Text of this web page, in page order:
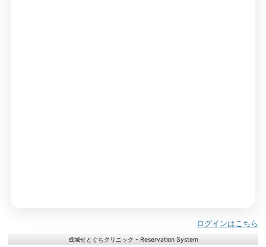
ログインはこちら
成城せとぐちクリニック - Reservation System